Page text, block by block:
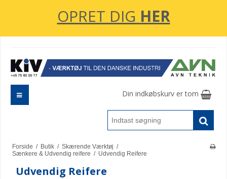
OPRET DIG HER
Din indkøbskurv er tom
Forside / Butik / Skærende Værktøj /
Sænkere & Udvendig reifere / Udvendig Reifere
Udvendig Reifere